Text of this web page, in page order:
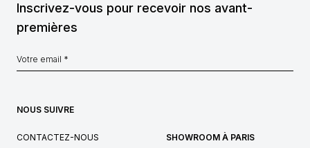
Inscrivez-vous pour recevoir nos avant-
premières
NOUS SUIVRE
CONTACTEZ-NOUS
SHOWROOM À PARIS